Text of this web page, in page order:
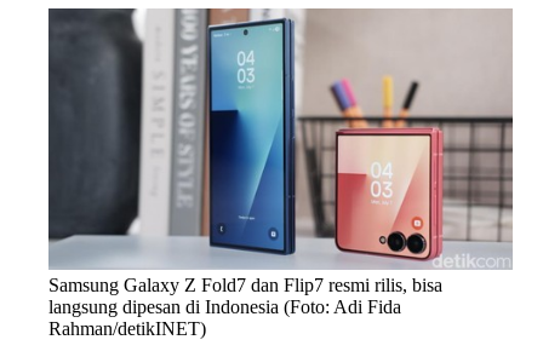
Samsung Galaxy Z Fold7 dan Flip7 resmi rilis, bisa
langsung dipesan di Indonesia (Foto: Adi Fida
Rahman/detikINET)